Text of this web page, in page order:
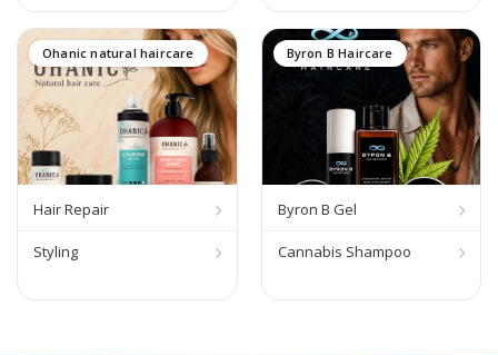
Ohanic natural haircare
Hair Repair
Styling
Byron B Haircare
Byron B Gel
Cannabis Shampoo